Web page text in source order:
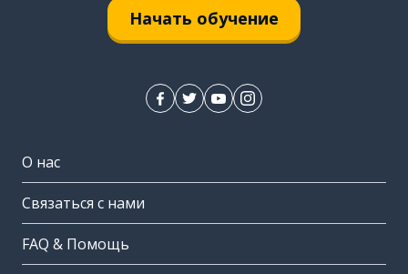
Начать обучение
О нас
Связаться с нами
FAQ & Помощь